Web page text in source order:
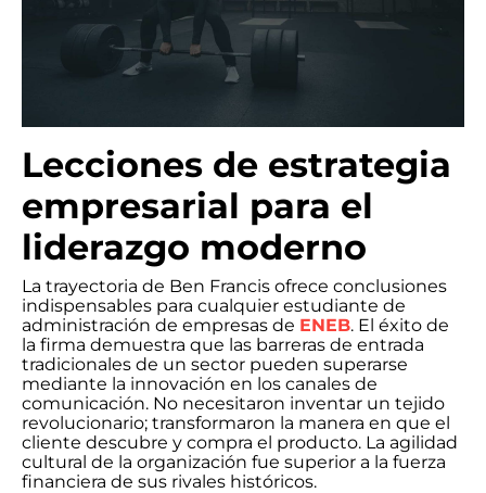
Lecciones de estrategia
empresarial para el
liderazgo moderno
La trayectoria de Ben Francis ofrece conclusiones
indispensables para cualquier estudiante de
administración de empresas de ENEB. El éxito de
la firma demuestra que las barreras de entrada
tradicionales de un sector pueden superarse
mediante la innovación en los canales de
comunicación. No necesitaron inventar un tejido
revolucionario; transformaron la manera en que el
cliente descubre y compra el producto. La agilidad
cultural de la organización fue superior a la fuerza
financiera de sus rivales históricos.